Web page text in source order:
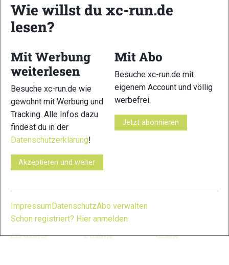
5
© Bilder 1 - 6: Stefanie Felgenhauer / woidlife photography;
VERWANDTE ARTIKEL
235: Galerie
2: Galerie
Galerie
Wie willst du xc-run.de
lesen?
Mit Werbung
weiterlesen
Besuche xc-run.de wie
gewohnt mit Werbung und
Tracking. Alle Infos dazu
findest du in der
Datenschutzerklärung!
Akzeptieren und weiter
Mit Abo
Besuche xc-run.de mit
eigenem Account und völlig
werbefrei.
Jetzt abonnieren
ImpressumDatenschutzAbo verwalten
Schon registriert? Hier anmelden